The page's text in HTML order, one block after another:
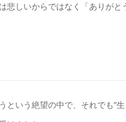
しいからではなく「ありがと
いう絶望の中で、それでも“